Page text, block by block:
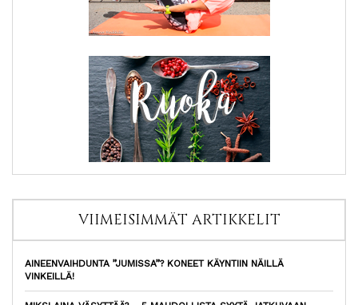
VIIMEISIMMÄT ARTIKKELIT
AINEENVAIHDUNTA ”JUMISSA”? KONEET KÄYNTIIN NÄILLÄ
VINKEILLÄ!